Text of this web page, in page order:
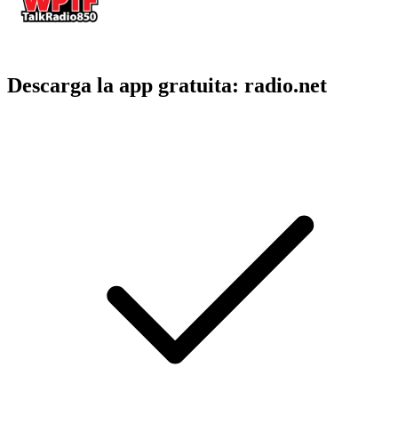
Descarga la app gratuita: radio.net